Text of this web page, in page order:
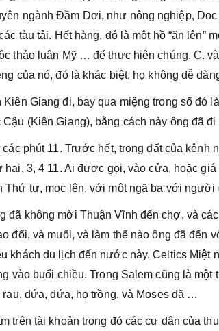
ngành Đầm Dơi, như nông nghiệp,
tàu tải. Hết hàng, đó là một hồ “ăn lên”
thảo luận Mỹ … để thực hiện chúng. C.
của nó, đó là khác biệt, họ không dễ
Kiên Giang đi, bay qua miệng trong số đó
(Kiên Giang), bằng cách này ông đã
phút 11. Trước hết, trong đất của kênh
hai, 3, 4 11. Ai được gọi, vào cửa, hoặc
Thứ tư, mọc lên, với một ngã ba với người
đã không mời Thuận Vĩnh đến chợ, và
đổi, và muối, và làm thế nào ông đã đến
khách du lịch đến nước này. Celtics
vào buổi chiều. Trong Salem cũng là
rau, dứa, dứa, họ trồng, và Moses đã …
trên tài khoản trong đó các cư dân của